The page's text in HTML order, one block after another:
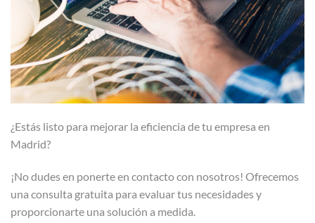
¿Estás listo para mejorar la eficiencia de tu empresa en
Madrid?
¡No dudes en ponerte en contacto con nosotros! Ofrecemos
una consulta gratuita para evaluar tus necesidades y
proporcionarte una solución a medida.